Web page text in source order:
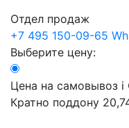
Отдел продаж
+7 495 150-09-65
Выберите цену:
Цена на самовывоз i
Кратно поддону